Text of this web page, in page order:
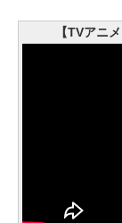
【TVアニ